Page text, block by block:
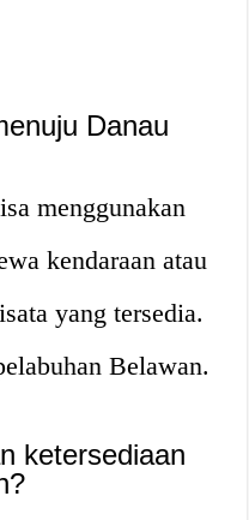
Danau
menggunakan
kendaraan atau
yang tersedia.
Belawan.
ketersediaan